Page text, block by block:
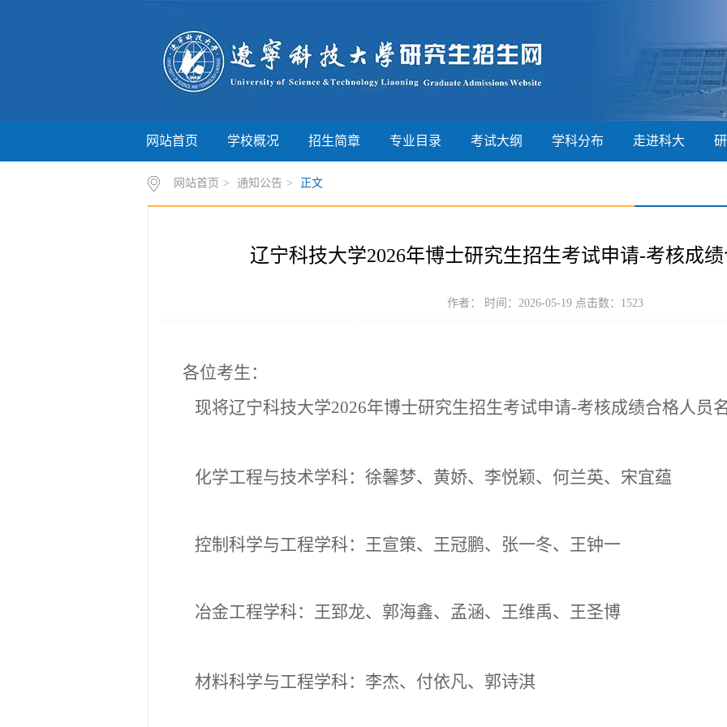
网站首页 学校概况 招生简章 专业目录 考试大纲 学科分布 走进科大
网站首页 > 通知公告 > 正文
辽宁科技大学2026年博士研究生招生考试申请-考核成
作者： 时间：2026-05-19 点击数： 1523
各位考生：
现将辽宁科技大学2026年博士研究生招生考试申请-考核成绩合格人员
化学工程与技术学科：徐馨梦、黄娇、李悦颖、何兰英、宋宜蕴
控制科学与工程学科：王宣策、王冠鹏、张一冬、王钟一
冶金工程学科：王郅龙、郭海鑫、孟涵、王维禹、王圣博
材料科学与工程学科：李杰、付依凡、郭诗淇